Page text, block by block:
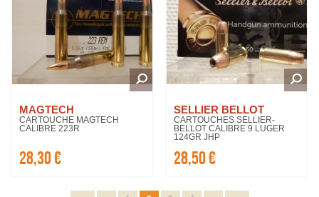
MAGTECH
CARTOUCHE MAGTECH
CALIBRE 223R
28,30 €
SELLIER BELLOT
CARTOUCHES SELLIER-
BELLOT CALIBRE 9 LUGER
124GR JHP
28,50 €